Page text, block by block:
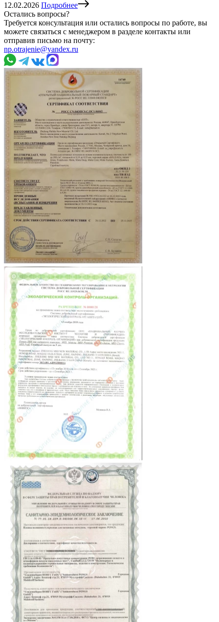
12.02.2026 Подробнее
Остались вопросы?
Требуется консультация или остались вопросы по работе, вы
можете связаться с менеджером в разделе контакты или
отправив письмо на почту:
np.otrajenie@yandex.ru